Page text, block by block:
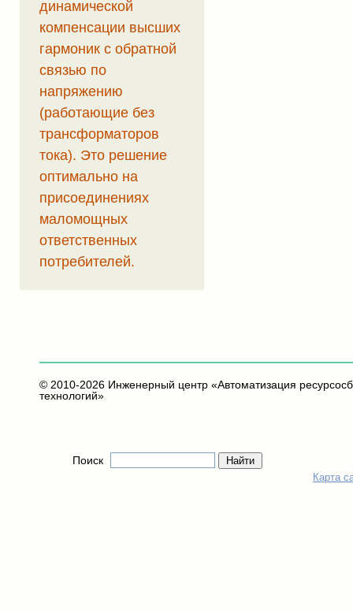
динамической
компенсации высших
гармоник с обратной
связью по
напряжению
(работающие без
трансформаторов
тока). Это решение
оптимально на
присоединениях
маломощных
ответственных
потребителей.
© 2010-2026 Инженерный центр «Автоматизация
технологий»
Карта
Поиск Найти